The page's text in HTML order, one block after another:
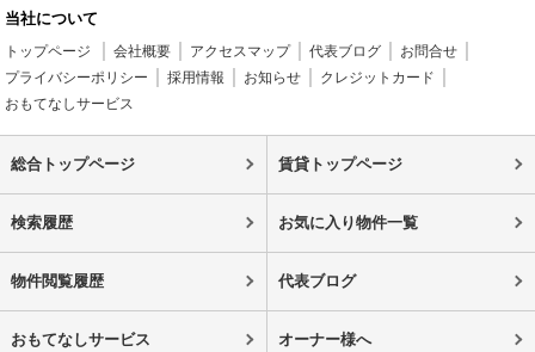
当社について
トップページ 会社概要 アクセスマップ 代表ブログ
お問合せ
プライバシーポリシー
採用情報 お知らせ
クレジットカード
おもてなしサービス
総合トップページ 賃貸トップページ
検索履歴 お気に入り物件一覧
物件閲覧履歴 代表ブログ
おもてなしサービス オーナー様へ